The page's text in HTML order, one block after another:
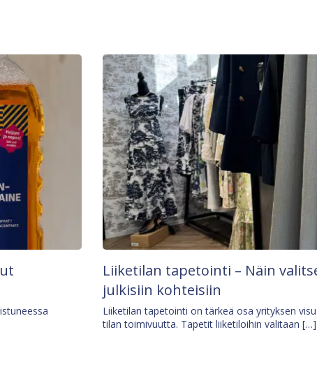
Liiketilan tapetointi – Näin
julkisiin kohteisiin
Liiketilan tapetointi on tärkeä osa yrityksen
tilan toimivuutta. Tapetit liiketiloihin valitaan […]